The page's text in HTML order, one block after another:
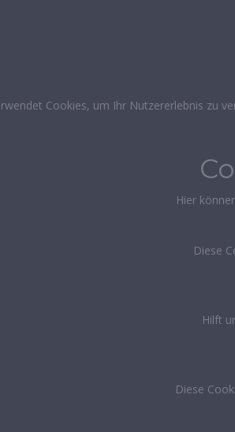
Cookies, um Ihr Nutzererlebnis zu
Hier
Diese
Hilft
Diese